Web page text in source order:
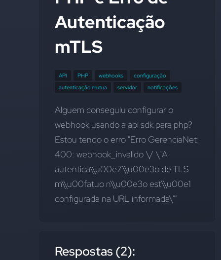
Autenticação
mTLS
API PHP webhooks
configuração
autenticação mutua
servidor notificações
Alguem conseguiu configurar o
webhook usando a api sdk para php?
Estou tendo o erro "Erro GerenciaNet:
400: webhook_invalido \/ \"A
autentica\\u00e7\\u00e3o de TLS
m\\u00fatuo n\\u00e3o est\\u00e1
configurada na URL informada\""
Respostas (2):